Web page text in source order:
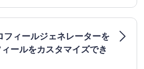
ィールジェネレーターを
ールをカスタマイズでき